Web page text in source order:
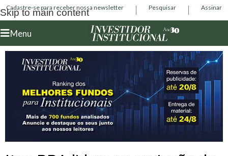
Skip to main content
Cadastre-se para receber nossa newsletter Pesquisar Assinar
Menu